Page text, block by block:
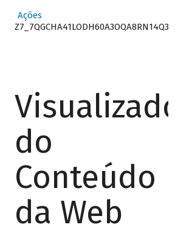
Ações
Z7_7QGCHA41LODH60A3OQA8RN14Q3
Visualizador
do
Conteúdo
da Web